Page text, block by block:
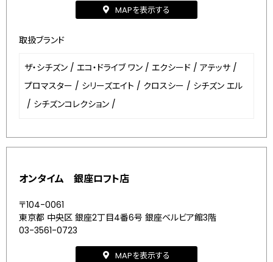
MAPを表示する
取扱ブランド
ザ・シチズン / エコ・ドライブ ワン / エクシード / アテッサ /
プロマスター / シリーズエイト / クロスシー / シチズン エル
/ シチズンコレクション /
オンタイム 銀座ロフト店
〒104-0061
東京都 中央区 銀座2丁目4番6号 銀座ベルビア館3階
03-3561-0723
MAPを表示する